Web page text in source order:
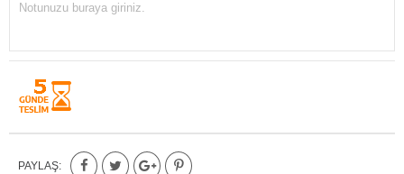
Notunuzu buraya giriniz.
PAYLAŞ: